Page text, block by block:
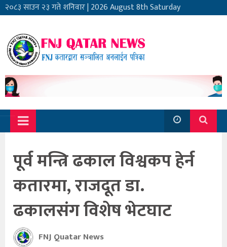
२०८३ साउन २३ गते शनिवार|2026 August 8th Saturday
पूर्व मन्त्रि ढकाल विश्वकप हेर्न
कतारमा, राजदूत डा.
ढकालसंग विशेष भेटघाट
FNJ Quatar News